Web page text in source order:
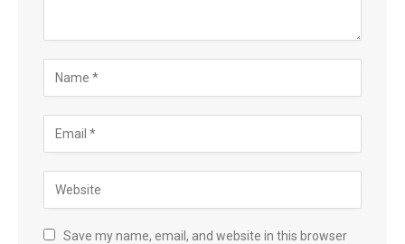
Save my name, email, and website in this browser